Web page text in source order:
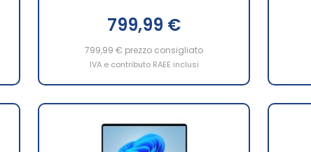
799,99 €
799,99 € prezzo consigliato
IVA e contributo RAEE inclusi